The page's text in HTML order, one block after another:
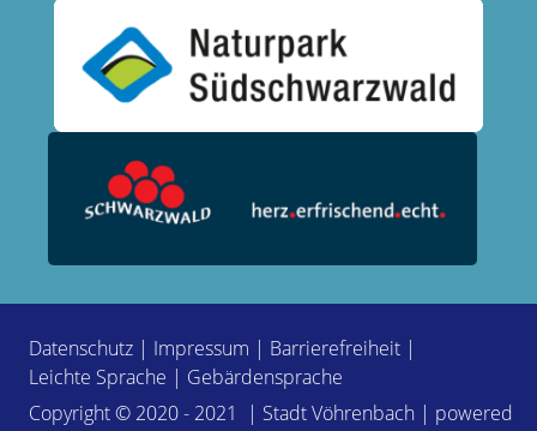
Datenschutz | Impressum | Barrierefreiheit |
Leichte Sprache | Gebärdensprache
Copyright © 2020 - 2021 | Stadt Vöhrenbach | powered